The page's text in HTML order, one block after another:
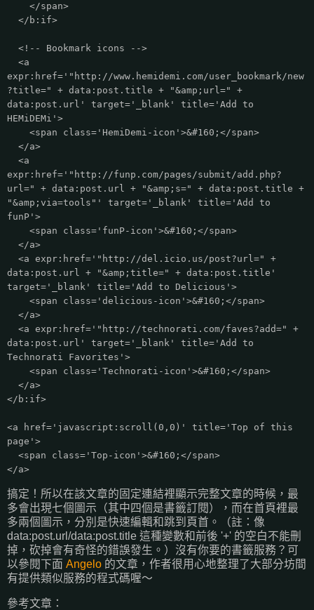
</span>
</b:if>
<!-- Bookmark icons -->
<a
expr:href='"http://www.hemidemi.com/user_bookmark/new
?title=" + data:post.title + "&amp;url=" +
data:post.url' target='_blank' title='Add to
HEMiDEMi'>
<span class='HemiDemi-icon'>&#160;</span>
</a>
<a
expr:href='"http://funp.com/pages/submit/add.php?
url=" + data:post.url + "&amp;s=" + data:post.title +
"&amp;via=tools"' target='_blank' title='Add to
funP'>
<span class='funP-icon'>&#160;</span>
</a>
<a expr:href='"http://del.icio.us/post?url=" +
data:post.url + "&amp;title=" + data:post.title'
target='_blank' title='Add to Delicious'>
<span class='delicious-icon'>&#160;</span>
</a>
<a expr:href='"http://technorati.com/faves?add=" +
data:post.url' target='_blank' title='Add to
Technorati Favorites'>
<span class='Technorati-icon'>&#160;</span>
</a>
</b:if>
<a href='javascript:scroll(0,0)' title='Top of this
page'>
<span class='Top-icon'>&#160;</span>
</a>
搞定！所以在該文章的固定連結裡顯示完整文章的時候，最
多會出現七個圖示（其中四個是書籤訂閱），而在首頁裡最
多兩個圖示，分別是快速編輯和跳到頁首。（註：像
data:post.url/data:post.title 這種變數和前後 '+' 的空白不能刪
掉，砍掉會有奇怪的錯誤發生。）沒有你要的書籤服務？可
以參閱下面 Angelo 的文章，作者很用心地整理了大部分坊間
有提供類似服務的程式碼喔～
參考文章：